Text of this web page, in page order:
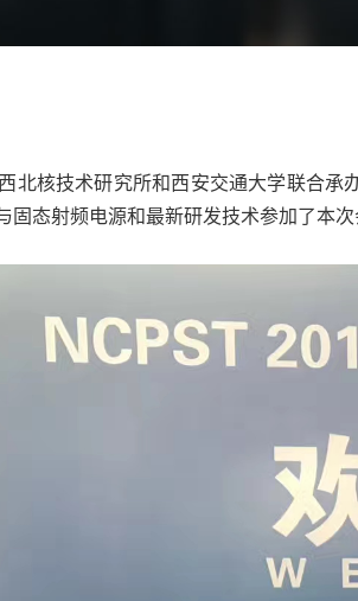
北核技术研究所和西安交通大学联合
态射频电源和最新研发技术参加了本次